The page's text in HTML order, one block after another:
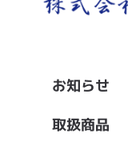
お知らせ
取扱商品